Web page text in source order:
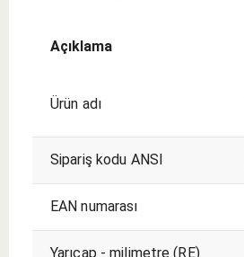
Açıklama
Ürün adı
Sipariş kodu ANSI
EAN numarası
Yarıçap - milimetre (RE)